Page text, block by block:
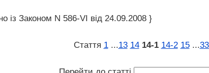
із Законом N 586-VI від 24.09.2008 }
Стаття 1 ...13 14 14‑1 14‑2 15 ...